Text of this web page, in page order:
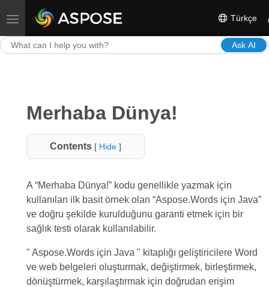
Toggle navigation Türkçe
Ask AI
Merhaba Dünya!
Contents [ Hide]
A “Merhaba Dünya!” kodu genellikle yazmak için
kullanılan ilk basit örnek olan “Aspose.Words için Java”
ve doğru şekilde kurulduğunu garanti etmek için bir
sağlık testi olarak kullanılabilir.
" Aspose.Words için Java " kitaplığı geliştiricilere Word
ve web belgeleri oluşturmak, değiştirmek, birleştirmek,
dönüştürmek, karşılaştırmak için doğrudan erişim